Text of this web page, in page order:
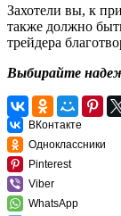
Захотели вы, к
также должно
трейдера
Выбирайте
ВКонтакте
Одноклассники
Pinterest
Viber
WhatsApp